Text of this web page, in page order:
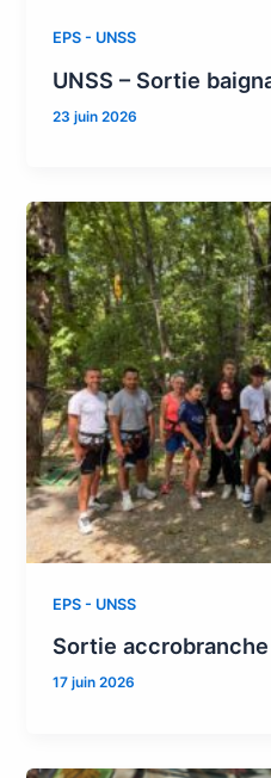
EPS - UNSS
UNSS – Sortie
23 juin 2026
EPS - UNSS
Sortie accrobranche
17 juin 2026